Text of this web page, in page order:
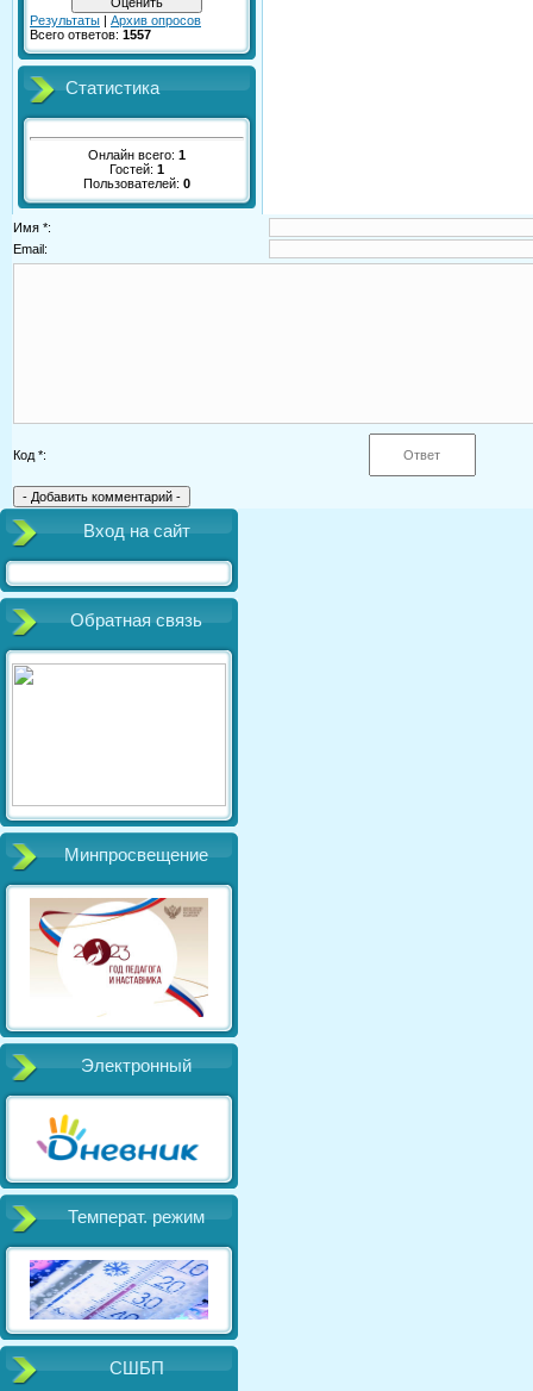
Результаты | Архив опросов
Всего ответов: 1557
Статистика
Онлайн всего: 1
Гостей: 1
Пользователей: 0
Имя *:
Email:
Код *:
Вход на сайт
Обратная связь
Минпросвещение
Электронный
Температ. режим
СШБП